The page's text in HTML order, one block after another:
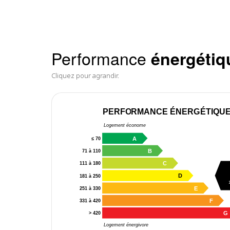
Performance
Cliquez pour agrandir.
PERFORMANCE ÉNERGÉTIQUE
Logement économe
Logement énergivore
≤ 70 A
71 à 110 B
111 à 180 C
181 à 250 D
251 à 330 E
331 à 420 F
> 420 G